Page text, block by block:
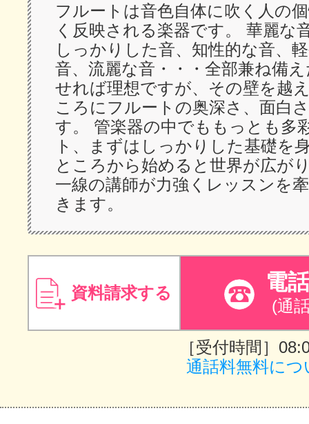
フルートは音色自体に吹く人の
く反映される楽器です。 華麗な
しっかりした音、知性的な音、
音、流麗な音・・・全部兼ね備
せれば理想ですが、その壁を越
ころにフルートの奥深さ、面白
す。 管楽器の中でももっとも多
ト、まずはしっかりした基礎を
ところから始めると世界が広が
一線の講師が力強くレッスンを
きます。
資料請求する 電
(通
［受付時間］
通話料無料につ